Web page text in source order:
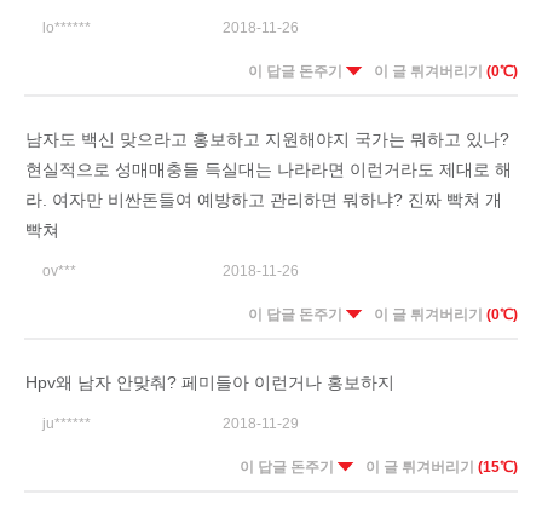
lo****** 2018-11-26
이 답글 돈주기 이 글 튀겨버리기 (0℃)
남자도 백신 맞으라고 홍보하고 지원해야지 국가는 뭐하고 있나?
현실적으로 성매매충들 득실대는 나라라면 이런거라도 제대로 해
라. 여자만 비싼돈들여 예방하고 관리하면 뭐하냐? 진짜 빡쳐 개
빡쳐
ov*** 2018-11-26
이 답글 돈주기 이 글 튀겨버리기 (0℃)
Hpv왜 남자 안맞춰? 페미들아 이런거나 홍보하지
ju****** 2018-11-29
이 답글 돈주기 이 글 튀겨버리기 (15℃)